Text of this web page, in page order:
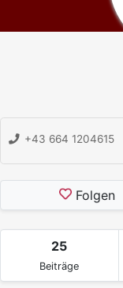
+43 664 1204615
Folgen
25
Beiträge